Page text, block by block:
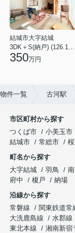
結城市大字結城
3DK＋S(納戸) (126.19㎡)
350万円
件一覧 古河駅
市区町村から探す
つくば市
小美玉市
結城市
常総市
町名から探す
大字結城
羽鳥 南
府中
榎戸
納場
沿線から探す
常磐線
関東鉄道常
大洗鹿島線
水郡線
東北本線
湘南新宿